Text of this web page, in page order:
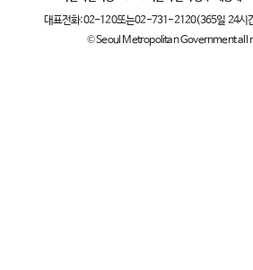
대표전화:02-120또는02-731-2120(365일 24시
© Seoul Metropolitan Government all